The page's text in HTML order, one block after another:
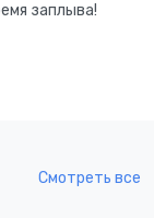
заплыва!
Смотреть все